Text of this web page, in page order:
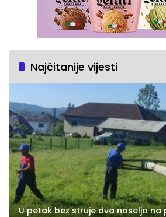
Najčitanije vijesti
U petak bez struje dva naselja na